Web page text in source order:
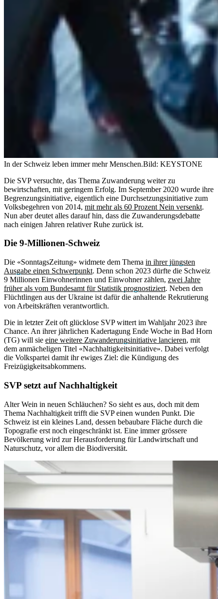
In der Schweiz leben immer mehr Menschen.Bild: KEYSTONE
Die SVP versuchte, das Thema Zuwanderung weiter zu
bewirtschaften, mit geringem Erfolg. Im September 2020 wurde ihre
Begrenzungsinitiative, eigentlich eine Durchsetzungsinitiative zum
Volksbegehren von 2014, mit mehr als 60 Prozent Nein versenkt.
Nun aber deutet alles darauf hin, dass die Zuwanderungsdebatte
nach einigen Jahren relativer Ruhe zurück ist.
Die 9-Millionen-Schweiz
Die «SonntagsZeitung» widmete dem Thema in ihrer jüngsten
Ausgabe einen Schwerpunkt. Denn schon 2023 dürfte die Schweiz
9 Millionen Einwohnerinnen und Einwohner zählen, zwei Jahre
früher als vom Bundesamt für Statistik prognostiziert. Neben den
Flüchtlingen aus der Ukraine ist dafür die anhaltende Rekrutierung
von Arbeitskräften verantwortlich.
Die in letzter Zeit oft glücklose SVP wittert im Wahljahr 2023 ihre
Chance. An ihrer jährlichen Kadertagung Ende Woche in Bad Horn
(TG) will sie eine weitere Zuwanderungsinitiative lancieren, mit
dem anmächeligen Titel «Nachhaltigkeitsinitiative». Dabei verfolgt
die Volkspartei damit ihr ewiges Ziel: die Kündigung des
Freizügigkeitsabkommens.
SVP setzt auf Nachhaltigkeit
Alter Wein in neuen Schläuchen? So sieht es aus, doch mit dem
Thema Nachhaltigkeit trifft die SVP einen wunden Punkt. Die
Schweiz ist ein kleines Land, dessen bebaubare Fläche durch die
Topografie erst noch eingeschränkt ist. Eine immer grössere
Bevölkerung wird zur Herausforderung für Landwirtschaft und
Naturschutz, vor allem die Biodiversität.